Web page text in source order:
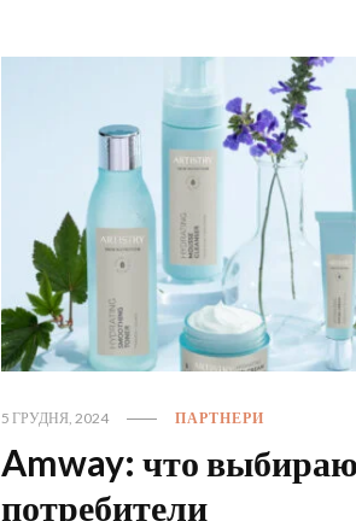
5 ГРУДНЯ, 2024 ПАРТНЕРИ
Amway: что
потребители